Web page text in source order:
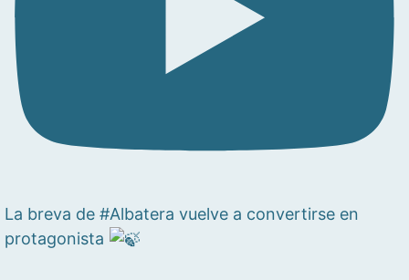
La breva de #Albatera vuelve a convertirse en
protagonista